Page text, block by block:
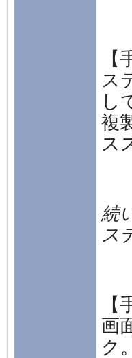
【
ス
し
複
ス
続
ス
【
画
ク。